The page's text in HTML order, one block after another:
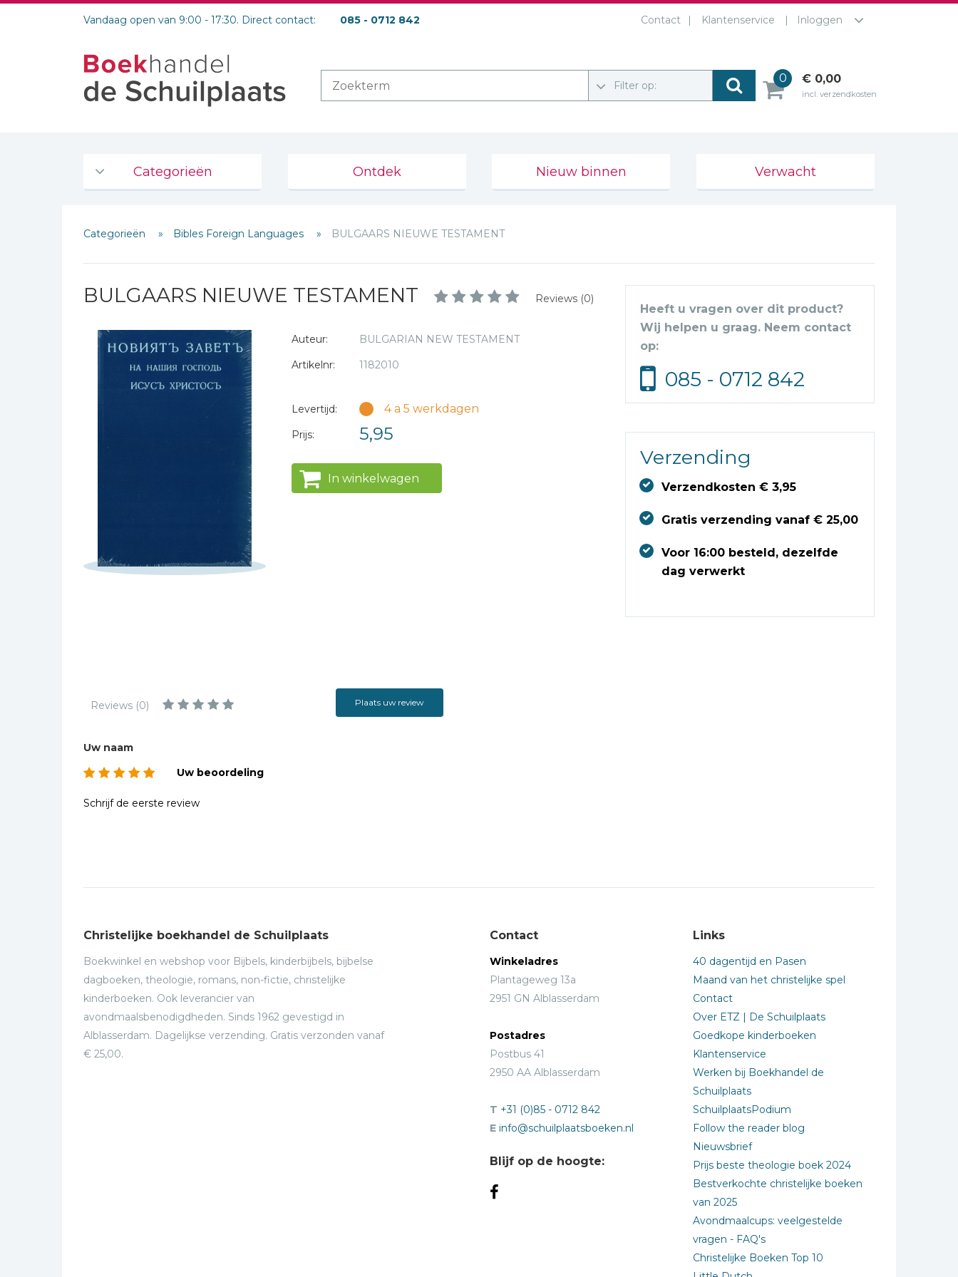
Vandaag open van 9:00 - 17:30. Direct contact: 085 - 0712 842 Contact Klantenservice Inloggen
Filter op:
0 € 0,00
incl. verzendkosten
Categorieën
De Bijbel
Bijbelse Dagboeken 2026
Bijbelstudie groepen
Bibles Foreign
Languages
Bijbelstudie
Geloof, duurzaamheid
Geschiedenis
Israël / Jodendom
Management &
Politiek
Regio | Alblasserwaard
Romans
Ontdek Nieuw binnen Verwacht
Categorieën Bibles Foreign Languages BULGAARS NIEUWE TESTAMENT
BULGAARS NIEUWE TESTAMENT Reviews (0)
Auteur:
BULGARIAN NEW TESTAMENT
Artikelnr:
1182010
Levertijd: 4 a 5 werkdagen
Prijs: 5,95
In winkelwagen
Heeft u vragen over dit product?
Wij helpen u graag. Neem contact
op:
085 - 0712 842
Verzending
Verzendkosten € 3,95
Gratis verzending vanaf € 25,00
Voor 16:00 besteld, dezelfde
dag verwerkt
Reviews (0) Plaats uw review
Schrijf hieronder je review!
Sterren
E-mail *
Uw naam
Uw beoordeling
Schrijf de eerste review
Christelijke boekhandel de Schuilplaats
Boekwinkel en webshop voor Bijbels, kinderbijbels, bijbelse
dagboeken, theologie, romans, non-fictie, christelijke
kinderboeken. Ook leverancier van
avondmaalsbenodigdheden. Sinds 1962 gevestigd in
Alblasserdam. Dagelijkse verzending. Gratis verzonden vanaf
€ 25,00.
Contact
Winkeladres
Plantageweg 13a
2951 GN Alblasserdam
Postadres
Postbus 41
2950 AA Alblasserdam
T +31 (0)85 - 0712 842
E info@schuilplaatsboeken.nl
Blijf op de hoogte:
Links
40 dagentijd en Pasen
Maand van het christelijke spel
Contact
Over ETZ | De Schuilplaats
Goedkope kinderboeken
Klantenservice
Werken bij Boekhandel de
Schuilplaats
SchuilplaatsPodium
Follow the reader blog
Nieuwsbrief
Prijs beste theologie boek 2024
Bestverkochte christelijke boeken
van 2025
Avondmaalcups: veelgestelde
vragen - FAQ's
Christelijke Boeken Top 10